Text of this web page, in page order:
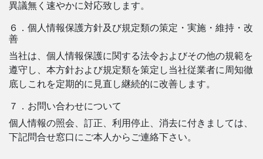
異議無く速やかに対応致します。
６．個人情報保護方針及び規定類の策定・実施・維持・改
善
当社は、個人情報保護に関する法令およびその他の規範を
遵守し、本方針および規定類を策定し当社従業者に周知徹
底しこれを定期的に見直し継続的に改善します。
７．お問い合わせについて
個人情報の照会、訂正、利用停止、消去に付きましては、
下記問合せ窓口にご本人からご連絡下さい。